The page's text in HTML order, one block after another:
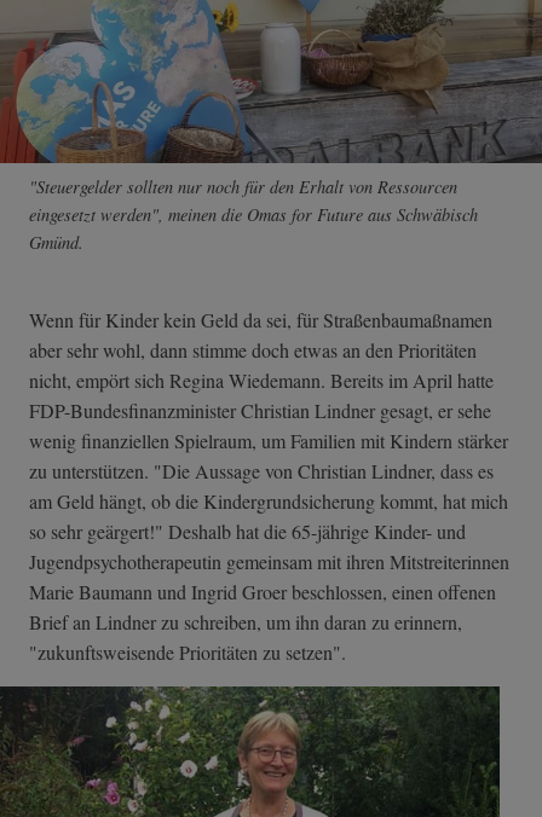
"Steuergelder sollten nur noch für den Erhalt von Ressourcen
eingesetzt werden", meinen die Omas for Future aus Schwäbisch
Gmünd.
Wenn für Kinder kein Geld da sei, für Straßenbaumaßnamen
aber sehr wohl, dann stimme doch etwas an den Prioritäten
nicht, empört sich Regina Wiedemann. Bereits im April hatte
FDP-Bundesfinanzminister Christian Lindner gesagt, er sehe
wenig finanziellen Spielraum, um Familien mit Kindern stärker
zu unterstützen. "Die Aussage von Christian Lindner, dass es
am Geld hängt, ob die Kindergrundsicherung kommt, hat mich
so sehr geärgert!" Deshalb hat die 65-jährige Kinder- und
Jugendpsychotherapeutin gemeinsam mit ihren Mitstreiterinnen
Marie Baumann und Ingrid Groer beschlossen, einen offenen
Brief an Lindner zu schreiben, um ihn daran zu erinnern,
"zukunftsweisende Prioritäten zu setzen".